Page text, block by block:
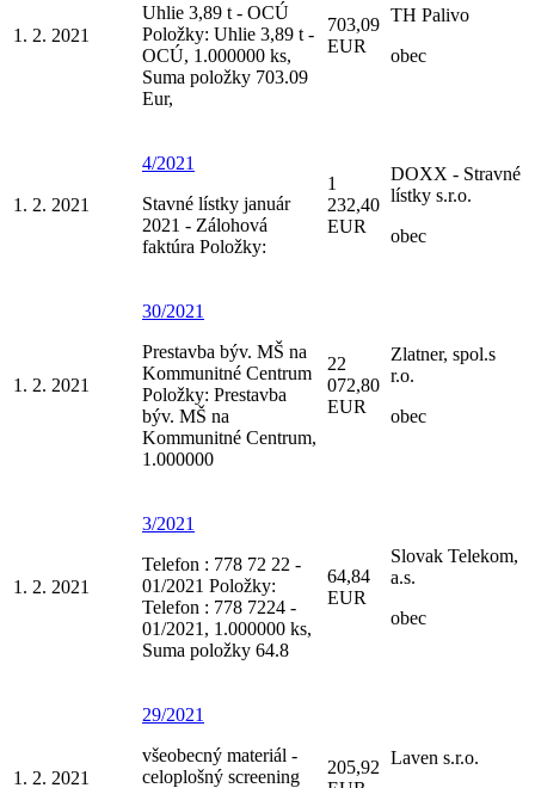
1. 2. 2021
Uhlie 3,89 t - OCÚ
Položky: Uhlie 3,89 t -
OCÚ, 1.000000 ks,
Suma položky 703.09
Eur,
703,09
EUR
TH Palivo
obec
1. 2. 2021
4/2021
Stavné lístky január
2021 - Zálohová
faktúra Položky:
1
232,40
EUR
DOXX - Stravné
lístky s.r.o.
obec
1. 2. 2021
30/2021
Prestavba býv. MŠ na
Kommunitné Centrum
Položky: Prestavba
býv. MŠ na
Kommunitné Centrum,
1.000000
22
072,80
EUR
Zlatner, spol.s
r.o.
obec
1. 2. 2021
3/2021
Telefon : 778 72 22 -
01/2021 Položky:
Telefon : 778 7224 -
01/2021, 1.000000 ks,
Suma položky 64.8
64,84
EUR
Slovak Telekom,
a.s.
obec
1. 2. 2021
29/2021
všeobecný materiál -
celoplošný screening
205,92 Laven s.r.o.